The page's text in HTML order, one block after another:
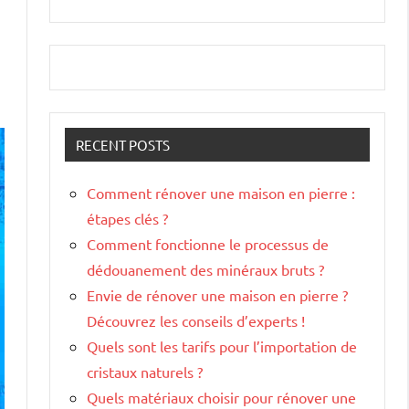
RECENT POSTS
Comment rénover une maison en pierre :
étapes clés ?
Comment fonctionne le processus de
dédouanement des minéraux bruts ?
Envie de rénover une maison en pierre ?
Découvrez les conseils d’experts !
Quels sont les tarifs pour l’importation de
cristaux naturels ?
Quels matériaux choisir pour rénover une